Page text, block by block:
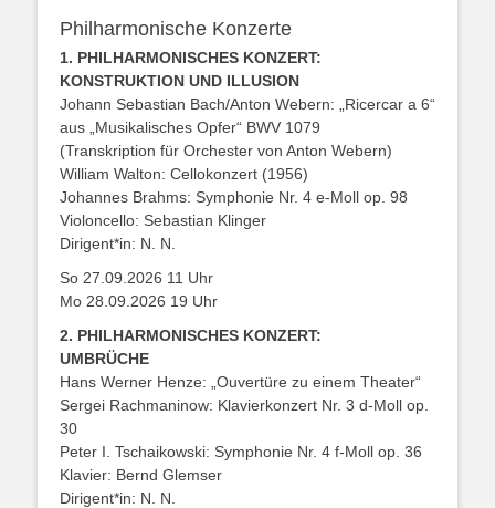
Philharmonische Konzerte
1. PHILHARMONISCHES KONZERT:
KONSTRUKTION UND ILLUSION
Johann Sebastian Bach/Anton Webern: „Ricercar a 6“
aus „Musikalisches Opfer“ BWV 1079
(Transkription für Orchester von Anton Webern)
William Walton: Cellokonzert (1956)
Johannes Brahms: Symphonie Nr. 4 e-Moll op. 98
Violoncello: Sebastian Klinger
Dirigent*in: N. N.
So 27.09.2026 11 Uhr
Mo 28.09.2026 19 Uhr
2. PHILHARMONISCHES KONZERT:
UMBRÜCHE
Hans Werner Henze: „Ouvertüre zu einem Theater“
Sergei Rachmaninow: Klavierkonzert Nr. 3 d-Moll op.
30
Peter I. Tschaikowski: Symphonie Nr. 4 f-Moll op. 36
Klavier: Bernd Glemser
Dirigent*in: N. N.